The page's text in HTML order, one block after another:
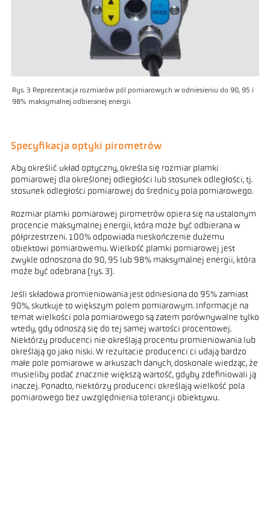
Rys. 3 Reprezentacja rozmiarów pól pomiarowych w odniesieniu do 90, 95 i
98% maksymalnej odbieranej energii.
Specyfikacja optyki pirometrów
Aby określić układ optyczny, określa się rozmiar plamki
pomiarowej dla określonej odległości lub stosunek odległości, tj.
stosunek odległości pomiarowej do średnicy pola pomiarowego.
Rozmiar plamki pomiarowej pirometrów opiera się na ustalonym
procencie maksymalnej energii, która może być odbierana w
półprzestrzeni. 100% odpowiada nieskończenie dużemu
obiektowi pomiarowemu. Wielkość plamki pomiarowej jest
zwykle odnoszona do 90, 95 lub 98% maksymalnej energii, która
może być odebrana (rys. 3).
Jeśli składowa promieniowania jest odniesiona do 95% zamiast
90%, skutkuje to większym polem pomiarowym. Informacje na
temat wielkości pola pomiarowego są zatem porównywalne tylko
wtedy, gdy odnoszą się do tej samej wartości procentowej.
Niektórzy producenci nie określają procentu promieniowania lub
określają go jako niski. W rezultacie producenci ci udają bardzo
małe pole pomiarowe w arkuszach danych, doskonale wiedząc, że
musieliby podać znacznie większą wartość, gdyby zdefiniowali ją
inaczej. Ponadto, niektórzy producenci określają wielkość pola
pomiarowego bez uwzględnienia tolerancji obiektywu.